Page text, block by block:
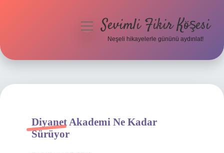
Hakkımızda
menüyüSevimli Fikir Köşesi
Neşeli hikayelerle gününü aydınlat!
Diyanet Akademi Ne Kadar
Sürüyor